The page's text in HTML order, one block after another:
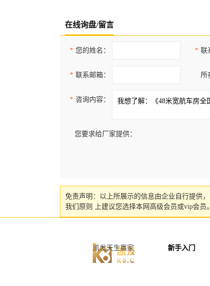
在线询盘/留言
* 您的姓名： * 联
* 联系邮箱： 所
* 咨询内容：
您要求给厂家提供：
免责声明：以上所展示的信息由企业自行提供
我们原则 上建议您选择本网高级会员或vip会员。
凯发天生赢家 新手入门